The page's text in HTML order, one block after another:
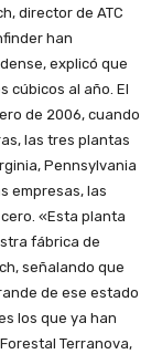
director de ATC
han
explicó que
cúbicos al año. El
de 2006, cuando
las tres plantas
Pennsylvania
empresas, las
«Esta planta
fábrica de
señalando que
de ese estado
los que ya han
Terranova,